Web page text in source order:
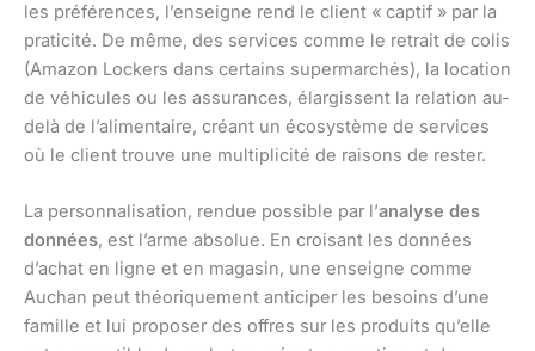
les préférences, l’enseigne rend le client « captif » par la
praticité. De même, des services comme le retrait de colis
(Amazon Lockers dans certains supermarchés), la location
de véhicules ou les assurances, élargissent la relation au-
delà de l’alimentaire, créant un écosystème de services
où le client trouve une multiplicité de raisons de rester.
La personnalisation, rendue possible par l’analyse des
données, est l’arme absolue. En croisant les données
d’achat en ligne et en magasin, une enseigne comme
Auchan peut théoriquement anticiper les besoins d’une
famille et lui proposer des offres sur les produits qu’elle